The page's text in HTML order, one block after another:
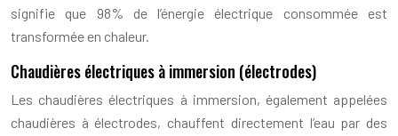
signifie que 98% de l’énergie électrique consommée est
transformée en chaleur.
Chaudières électriques à immersion (électrodes)
Les chaudières électriques à immersion, également appelées
chaudières à électrodes, chauffent directement l’eau par des